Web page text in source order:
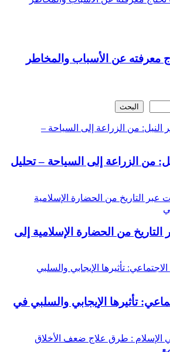
معرفته عن الأسباب والمخاطر
البحث
من الزراعة إلى السياحة – تحليل
التاريخ من الحضارة الإسلامية إلى
تأثيرها الإيجابي والسلبي في